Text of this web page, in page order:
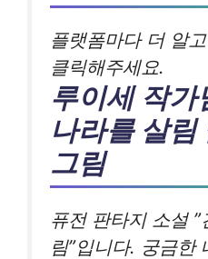
플랫폼마다 더 알
클릭해주세요.
루이세 작가
나라를 살림
그림
퓨전 판타지 소설
림”입니다. 궁금한